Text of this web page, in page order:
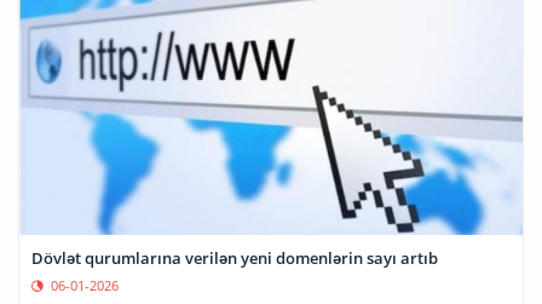
Dövlət qurumlarına verilən yeni domenlərin sayı artıb
06-01-2026